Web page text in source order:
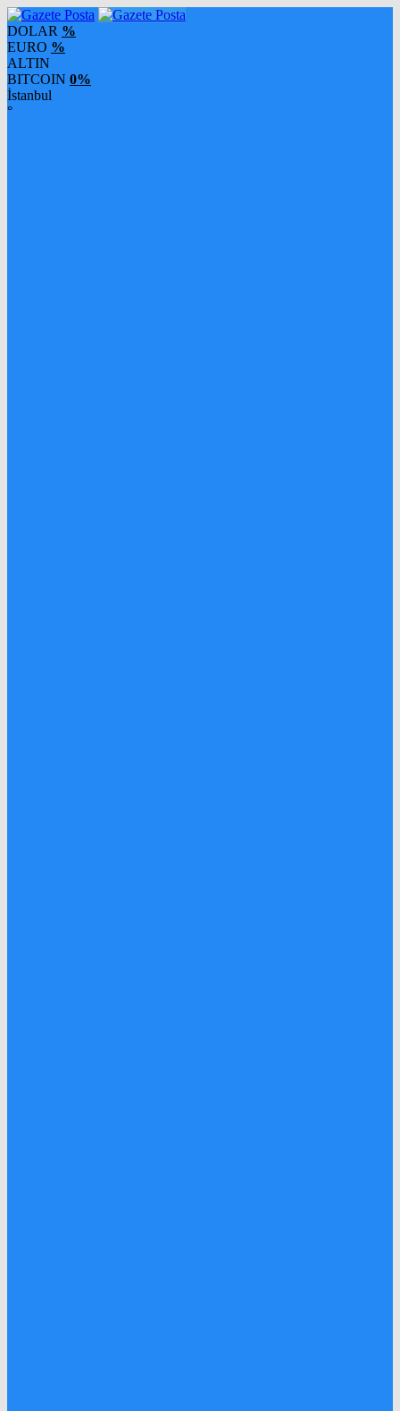
DOLAR %
EURO %
ALTIN
BITCOIN 0%
İstanbul
°